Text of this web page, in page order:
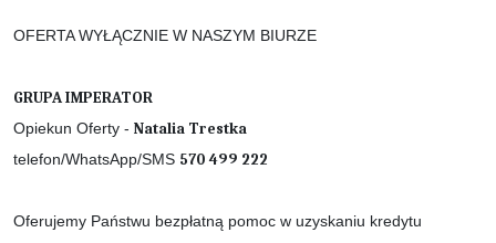
OFERTA WYŁĄCZNIE W NASZYM BIURZE
GRUPA IMPERATOR
Opiekun Oferty - Natalia Trestka
telefon/WhatsApp/SMS 570 499 222
Oferujemy Państwu bezpłatną pomoc w uzyskaniu kredytu